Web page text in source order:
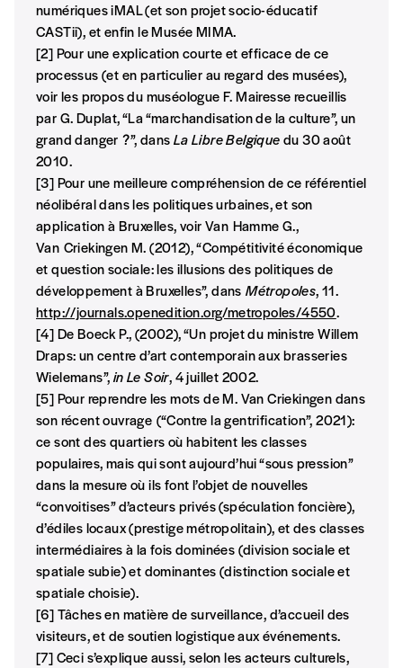
numériques iMAL (et son projet socio-éducatif
CASTii), et enfin le Musée MIMA.
[2] Pour une explication courte et efficace de ce
processus (et en particulier au regard des musées),
voir les propos du muséologue F. Mairesse recueillis
par G. Duplat, “La “marchandisation de la culture”, un
grand danger ?”, dansLa Libre Belgiquedu 30 août
2010.
[3] Pour une meilleure compréhension de ce référentiel
néolibéral dans les politiques urbaines, et son
application à Bruxelles, voir Van Hamme G.,
Van Criekingen M. (2012), “Compétitivité économique
et question sociale: les illusions des politiques de
développement à Bruxelles”, dansMétropoles, 11.
http://journals.openedition.org/metropoles/4550.
[4] De Boeck P., (2002), “Un projet du ministre Willem
Draps: un centre d’art contemporain aux brasseries
Wielemans”,in Le Soir, 4 juillet 2002.
[5] Pour reprendre les mots de M. Van Criekingen dans
son récent ouvrage (“Contre la gentrification”, 2021):
ce sont des quartiers où habitent les classes
populaires, mais qui sont aujourd’hui “sous pression”
dans la mesure où ils font l’objet de nouvelles
“convoitises” d’acteurs privés (spéculation foncière),
d’édiles locaux (prestige métropolitain), et des classes
intermédiaires à la fois dominées (division sociale et
spatiale subie) et dominantes (distinction sociale et
spatiale choisie).
[6] Tâches en matière de surveillance, d’accueil des
visiteurs, et de soutien logistique aux événements.
[7] Ceci s’explique aussi, selon les acteurs culturels,